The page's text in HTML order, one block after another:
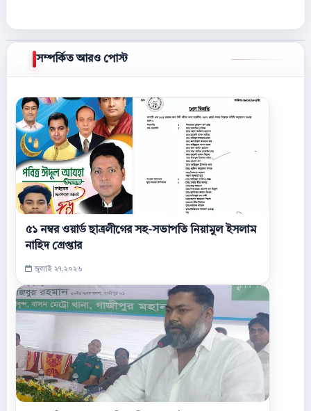
সম্পর্কিত আরও পোস্ট
৫১ নম্বর ওয়ার্ড ছাত্রলীগের সহ-সভাপতি নিয়ামুল ইসলাম
নাহিদ গ্রেপ্তার
জুলাই ২৭,২০২৬